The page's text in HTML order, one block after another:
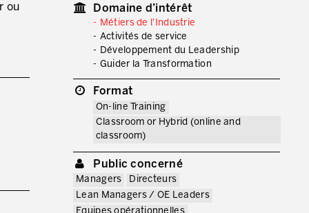
ou Domaine d’intérêt
Métiers de l'Industrie
Activités de service
Développement du Leadership
Guider la Transformation
Format
On-line Training
Classroom or Hybrid (online and
classroom)
Public concerné
Managers
Directeurs
Lean Managers / OE Leaders